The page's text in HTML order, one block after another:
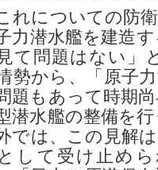
れについての防
力潜水艦を建造
て問題はない」
勢から、「原子
題もあって時期
潜水艦の整備を
では、この見解
して受け止め